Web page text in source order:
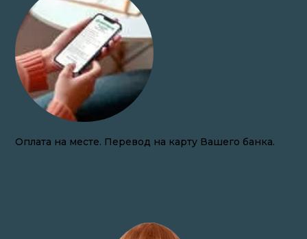
Закупаем волосы онлайн по всей России.